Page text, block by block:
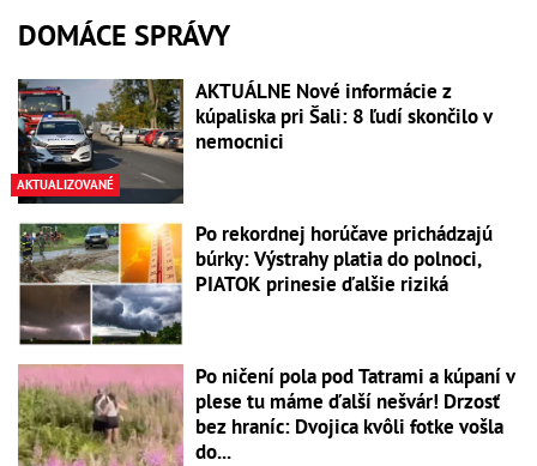
DOMÁCE SPRÁVY
AKTUALIZOVANÉ
AKTUÁLNE Nové informácie z
kúpaliska pri Šali: 8 ľudí skončilo v
nemocnici
Po rekordnej horúčave prichádzajú
búrky: Výstrahy platia do polnoci,
PIATOK prinesie ďalšie riziká
Po ničení pola pod Tatrami a kúpaní v
plese tu máme ďalší nešvár! Drzosť
bez hraníc: Dvojica kvôli fotke vošla
do...